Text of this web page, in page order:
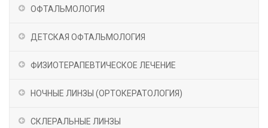
ОФТАЛЬМОЛОГИЯ
ДЕТСКАЯ ОФТАЛЬМОЛОГИЯ
ФИЗИОТЕРАПЕВТИЧЕСКОЕ ЛЕЧЕНИЕ
НОЧНЫЕ ЛИНЗЫ (OРТОКЕРАТОЛОГИЯ)
СКЛЕРАЛЬНЫЕ ЛИНЗЫ